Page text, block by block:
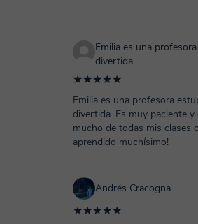
Emilia es una
divertida.
★★★★★
Emilia es una profesora
divertida. Es muy paciente y
mucho de todas mis clases
aprendido muchísimo!
Andrés Cracogna
★★★★★